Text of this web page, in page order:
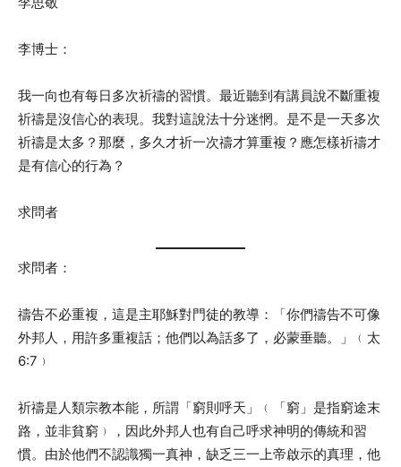
李博士：
我一向也有每日多次祈禱的習慣。最近聽到有講員說不斷重複
祈禱是沒信心的表現。我對這說法十分迷惘。是不是一天多次
祈禱是太多？那麼，多久才祈一次禱才算重複？應怎樣祈禱才
是有信心的行為？
求問者
求問者：
禱告不必重複，這是主耶穌對門徒的教導：「你們禱告不可像
外邦人，用許多重複話；他們以為話多了，必蒙垂聽。」﹙太
6:7﹚
祈禱是人類宗教本能，所謂「窮則呼天」﹙「窮」是指窮途末
路，並非貧窮﹚，因此外邦人也有自己呼求神明的傳統和習
慣。由於他們不認識獨一真神，缺乏三一上帝啟示的真理，他